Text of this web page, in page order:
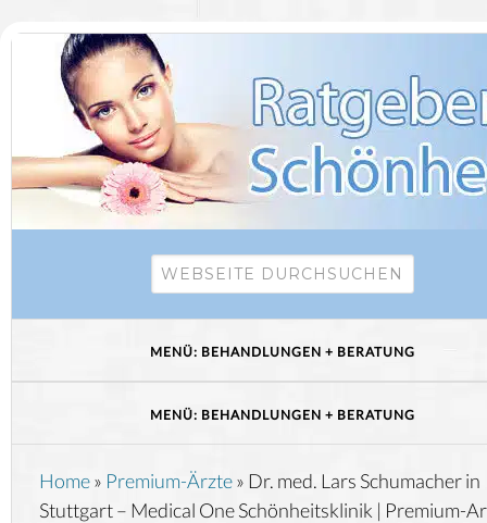
Home» Premium-Ärzte» Dr. med. Lars Schumacher in
Stuttgart – Medical One Schönheitsklinik | Premium-